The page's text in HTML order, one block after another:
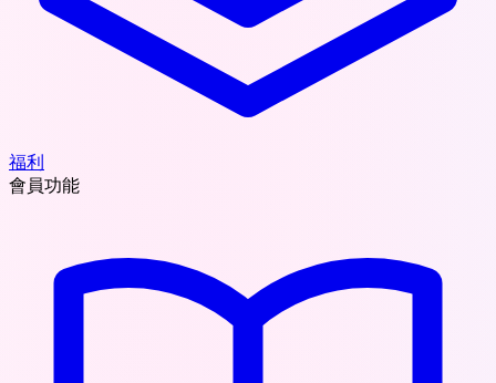
福利
會員功能